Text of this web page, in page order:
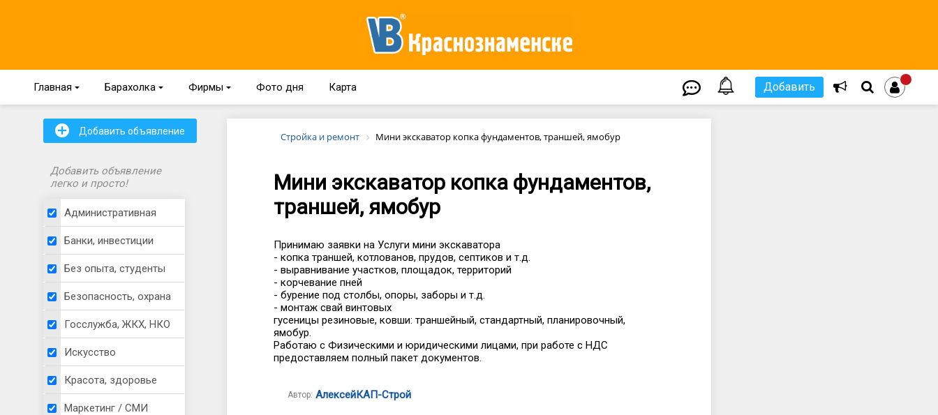
Главная { Барахолка { Фирмы { Фото дня Карта Добавить
+ Добавить объявление
Добавить объявление
легко и просто!
Административная
Банки, инвестиции
Без опыта, студенты
Безопасность, охрана
Госслужба, ЖКХ, НКО
Искусство
Красота, здоровье
Маркетинг / СМИ
Стройка и ремонт Мини экскаватор копка фундаментов, траншей, ямобур
Мини экскаватор копка фундаментов,
траншей, ямобур
Принимаю заявки на Услуги мини экскаватора
- копка траншей, котлованов, прудов, септиков и т.д.
- выравнивание участков, площадок, территорий
- корчевание пней
- бурение под столбы, опоры, заборы и т.д.
- монтаж свай винтовых
гусеницы резиновые, ковши: траншейный, стандартный, планировочный,
ямобур.
Работаю с Физическими и юридическими лицами, при работе с НДС
предоставляем полный пакет документов.
Автор: АлексейКАП-Строй